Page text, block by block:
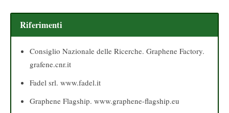
Riferimenti
Consiglio Nazionale delle Ricerche. Graphene Factory.
grafene.cnr.it
Fadel srl. www.fadel.it
Graphene Flagship. www.graphene-flagship.eu